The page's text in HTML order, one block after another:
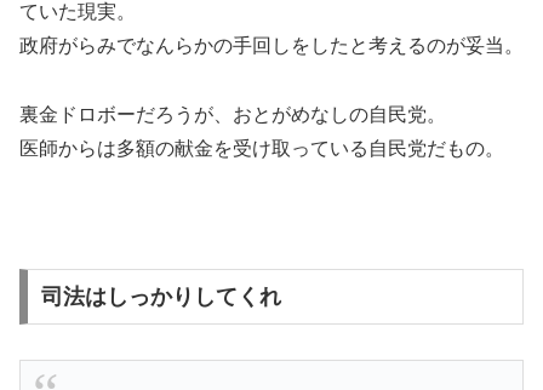
ていた現実。
政府がらみでなんらかの手回しをしたと考えるのが妥当。
裏金ドロボーだろうが、おとがめなしの自民党。
医師からは多額の献金を受け取っている自民党だもの。
司法はしっかりしてくれ